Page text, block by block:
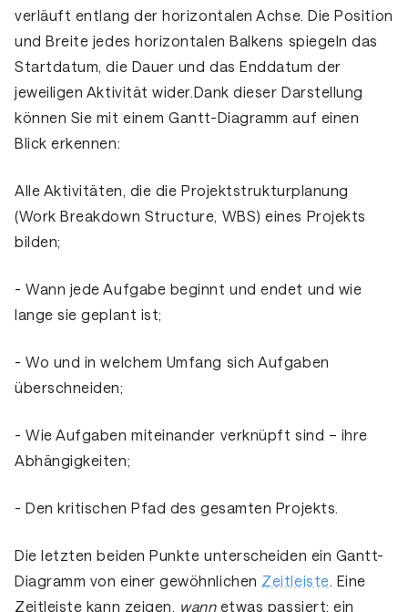
verläuft entlang der horizontalen Achse. Die Position
und Breite jedes horizontalen Balkens spiegeln das
Startdatum, die Dauer und das Enddatum der
jeweiligen Aktivität wider.Dank dieser Darstellung
können Sie mit einem Gantt-Diagramm auf einen
Blick erkennen:
Alle Aktivitäten, die die Projektstrukturplanung
(Work Breakdown Structure, WBS) eines Projekts
bilden;
- Wann jede Aufgabe beginnt und endet und wie
lange sie geplant ist;
- Wo und in welchem Umfang sich Aufgaben
überschneiden;
- Wie Aufgaben miteinander verknüpft sind – ihre
Abhängigkeiten;
- Denkritischen Pfad des gesamten Projekts.
Die letzten beiden Punkte unterscheiden ein Gantt-
Diagramm von einer gewöhnlichen Zeitleiste. Eine
Zeitleiste kann zeigen, wannetwas passiert; ein